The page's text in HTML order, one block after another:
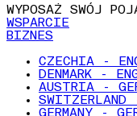
WYPOSAŻ SWÓJ
WSPARCIE
BIZNES
CZECHIA -
DENMARK -
AUSTRIA -
SWITZERLAND